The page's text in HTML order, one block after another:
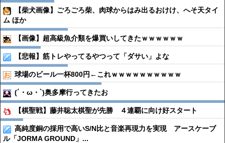
【柴犬画像】ごろごろ柴、肉球からはみ出るおけけ、へそ天タイ
ム ほか
【画像】超高級魚介類を爆買いしてきたｗｗｗｗｗｗ
【悲報】筋トレやってるやつって「ダサい」よな
球場のビール一杯800円←これｗｗｗｗｗｗｗｗｗｗ
(´・ω・`)奥多摩行ってきたお
【棋聖戦】藤井聡太棋聖が先勝 ４連覇に向け好スタート
高純度銅の採用で高いS/N比と音楽再現力を実現 アースケーブ
ル「JORMA GROUND」...